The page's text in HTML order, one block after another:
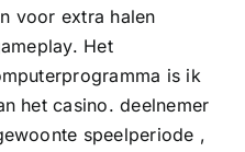
​​voor extra halen
Het
is ik
het casino. deelnemer
speelperiode ,